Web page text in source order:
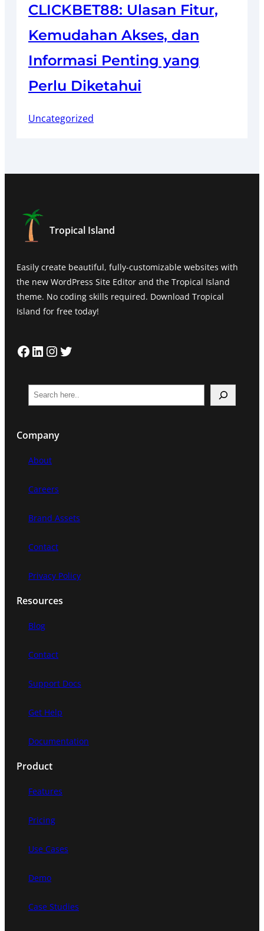
CLICKBET88: Ulasan Fitur,
Kemudahan Akses, dan
Informasi Penting yang
Perlu Diketahui
Uncategorized
Tropical Island
Easily create beautiful, fully-customizable websites with
the new WordPress Site Editor and the Tropical Island
theme. No coding skills required. Download Tropical
Island for free today!
Facebook LinkedIn InstagramTwitter
e
r
c
Company
About
Careers
Brand Assets
Contact
Privacy Policy
Resources
Blog
Contact
Support Docs
Get Help
Documentation
Product
Features
Pricing
Use Cases
Demo
Case Studies